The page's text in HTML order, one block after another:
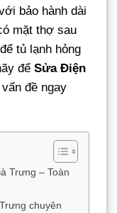
bảo hành dài
mặt thợ sau
tủ lạnh hỏng
để Sửa Điện
đề ngay
Trưng – Toàn
chuyên